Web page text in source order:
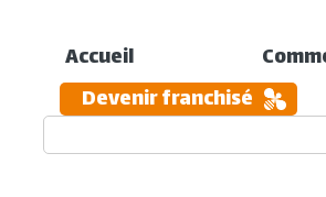
Accueil
Devenir franchisé